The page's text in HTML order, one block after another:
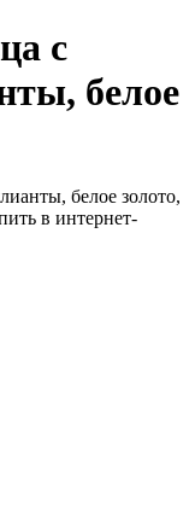
с
белое